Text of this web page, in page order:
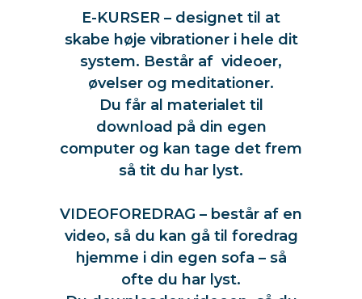
E-KURSER – designet til at
skabe høje vibrationer i hele dit
system. Består af videoer,
øvelser og meditationer.
Du får al materialet til
download på din egen
computer og kan tage det frem
så tit du har lyst.
VIDEOFOREDRAG – består af en
video, så du kan gå til foredrag
hjemme i din egen sofa – så
ofte du har lyst.